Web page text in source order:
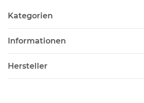
Kategorien
Informationen
Hersteller